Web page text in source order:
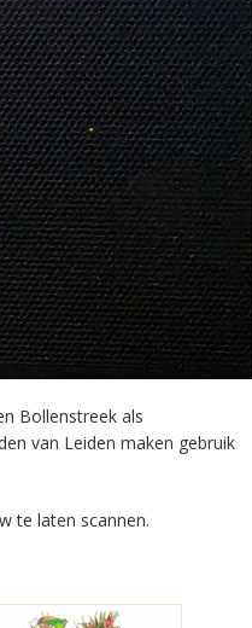
Bollenstreek als
van Leiden maken gebruik
te laten scannen.